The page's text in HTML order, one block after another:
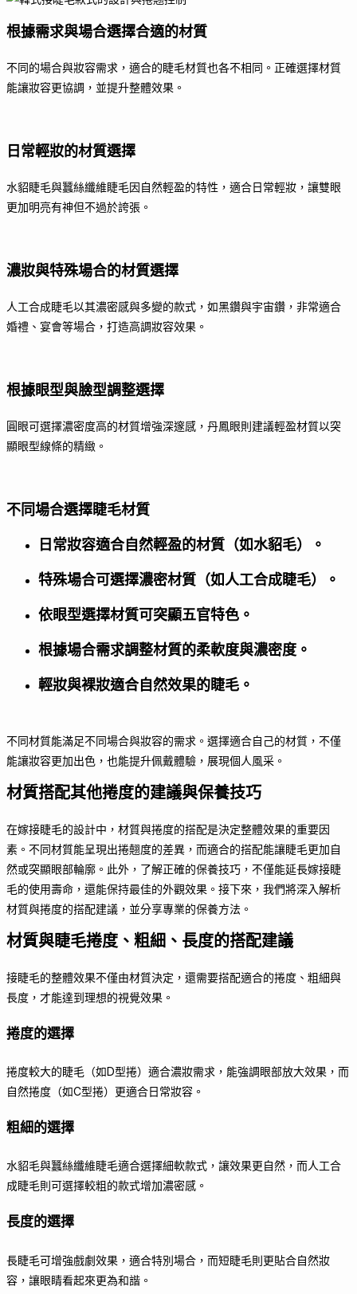
根據需求與場合選擇合適的材質
不同的場合與妝容需求，適合的睫毛材質也各不相同。正確選擇材質
能讓妝容更協調，並提升整體效果。
日常輕妝的材質選擇
水貂睫毛與蠶絲纖維睫毛因自然輕盈的特性，適合日常輕妝，讓雙眼
更加明亮有神但不過於誇張。
濃妝與特殊場合的材質選擇
人工合成睫毛以其濃密感與多變的款式，如黑鑽與宇宙鑽，非常適合
婚禮、宴會等場合，打造高調妝容效果。
根據眼型與臉型調整選擇
圓眼可選擇濃密度高的材質增強深邃感，丹鳳眼則建議輕盈材質以突
顯眼型線條的精緻。
不同場合選擇睫毛材質
日常妝容適合自然輕盈的材質（如水貂毛）。
特殊場合可選擇濃密材質（如人工合成睫毛）。
依眼型選擇材質可突顯五官特色。
根據場合需求調整材質的柔軟度與濃密度。
輕妝與裸妝適合自然效果的睫毛。
不同材質能滿足不同場合與妝容的需求。選擇適合自己的材質，不僅
能讓妝容更加出色，也能提升佩戴體驗，展現個人風采。
材質搭配其他捲度的建議與保養技巧
在嫁接睫毛的設計中，材質與捲度的搭配是決定整體效果的重要因
素。不同材質能呈現出捲翹度的差異，而適合的搭配能讓睫毛更加自
然或突顯眼部輪廓。此外，了解正確的保養技巧，不僅能延長嫁接睫
毛的使用壽命，還能保持最佳的外觀效果。接下來，我們將深入解析
材質與捲度的搭配建議，並分享專業的保養方法。
材質與睫毛捲度、粗細、長度的搭配建議
接睫毛的整體效果不僅由材質決定，還需要搭配適合的捲度、粗細與
長度，才能達到理想的視覺效果。
捲度的選擇
捲度較大的睫毛（如D型捲）適合濃妝需求，能強調眼部放大效果，而
自然捲度（如C型捲）更適合日常妝容。
粗細的選擇
水貂毛與蠶絲纖維睫毛適合選擇細軟款式，讓效果更自然，而人工合
成睫毛則可選擇較粗的款式增加濃密感。
長度的選擇
長睫毛可增強戲劇效果，適合特別場合，而短睫毛則更貼合自然妝
容，讓眼睛看起來更為和諧。